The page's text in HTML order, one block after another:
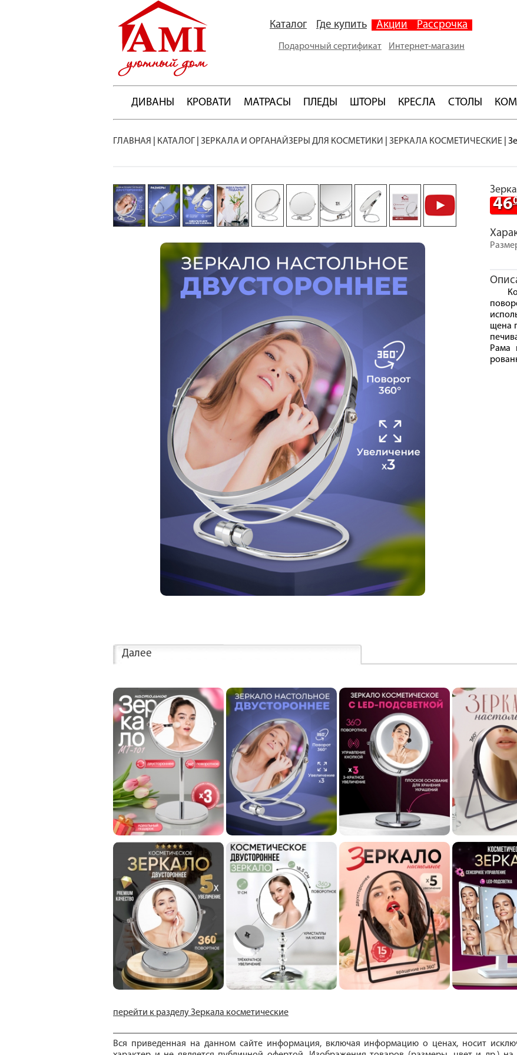
Каталог Где купить Акции Рассрочка
Подарочный сертификат Интернет-магазин
ДИВАНЫ КРОВАТИ МАТРАСЫ ПЛЕДЫ ШТОРЫ КРЕСЛА СТОЛЫ
ГЛАВНАЯ КАТАЛОГ ЗЕРКАЛА И ОРГАНАЙЗЕРЫ ДЛЯ КОСМЕТИКИ ЗЕРКАЛА КОСМЕТИЧЕСКИЕ
46
щена
Рама
Далее
перейти к разделу Зеркала косметические
Вся приведенная на данном сайте информация, включая информацию о ценах, носит